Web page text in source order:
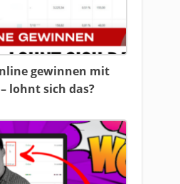
gewinnen mit
lohnt sich das?